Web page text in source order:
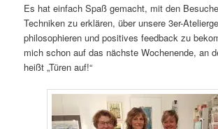
Es hat einfach Spaß gemacht, mit den
Techniken zu erklären, über unsere 3er-
philosophieren und positives feedback zu
mich schon auf das nächste Wochenende, an
heißt „Türen auf!“